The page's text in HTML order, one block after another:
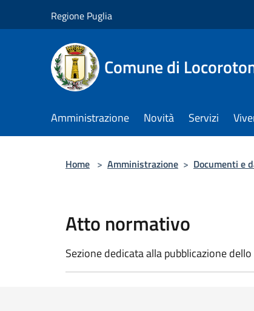
Regione Puglia
Comune di
Amministrazione Novità Servizi
Home > Amministrazione > Documenti e
Atto normativo
Sezione dedicata alla pubblicazione